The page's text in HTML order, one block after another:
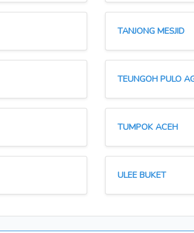
TANJONG MESJID
TEUNGOH PULO
TUMPOK ACEH
ULEE BUKET